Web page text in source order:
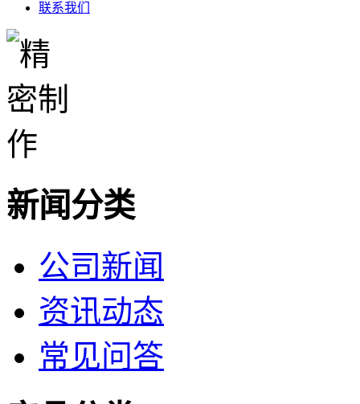
联系我们
新闻分类
公司新闻
资讯动态
常见问答